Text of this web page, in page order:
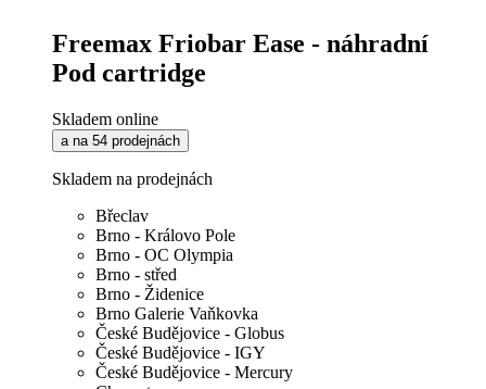
Freemax Friobar Ease - náhradní
Pod cartridge
Skladem online
a na 54 prodejnách
Skladem na prodejnách
Břeclav
Brno - Královo Pole
Brno - OC Olympia
Brno - střed
Brno - Židenice
Brno Galerie Vaňkovka
České Budějovice - Globus
České Budějovice - IGY
České Budějovice - Mercury